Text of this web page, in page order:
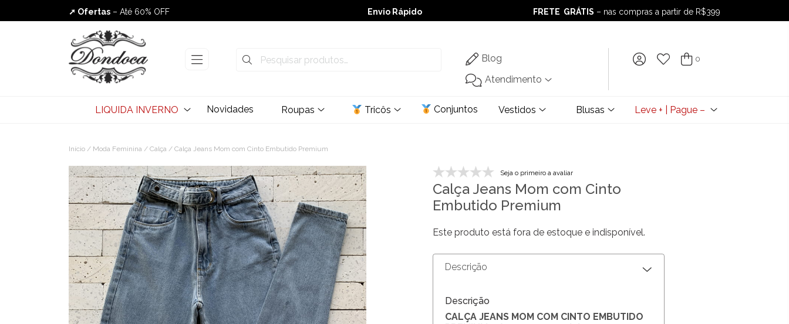
➚ Ofertas – Até 60% OFF
Envio Rápido
Envio Rápido
➚ Ofertas– Até 60% OFF
FRETE GRÁTIS – nas compras a partir de R$399
FRETE GRÁTIS– nas compras a partir de R$399
Blog
Atendimento
0
LIQUIDA INVERNO Novidades Roupas Tricôs Conjuntos Vestidos Blusas Leve + | Pague –
Início / Moda Feminina / Calça / Calça Jeans Mom com Cinto Embutido Premium
Seja o primeiro a avaliar
Calça Jeans Mom com Cinto
Embutido Premium
Este produto está fora de estoque e indisponível.
Descrição
Descrição
CALÇA JEANS MOM COM CINTO EMBUTIDO